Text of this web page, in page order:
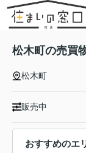
松木町の売買
松木町
販売中
おすすめのエ